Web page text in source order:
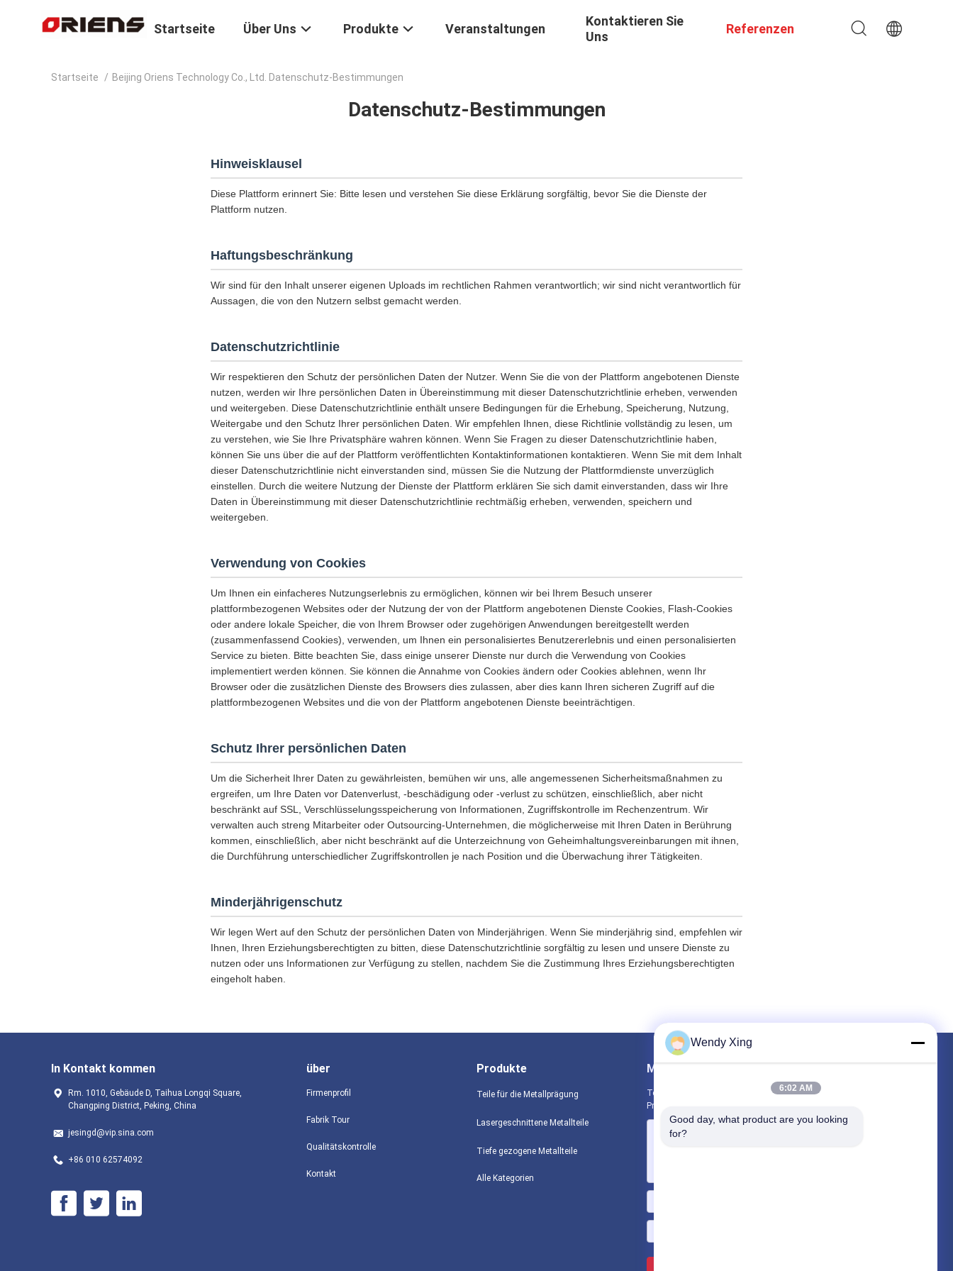
Startseite Über Uns Produkte Veranstaltungen
Kontaktieren Sie
Uns
Referenzen
Startseite / Beijing Oriens Technology Co., Ltd. Datenschutz-Bestimmungen
Datenschutz-Bestimmungen
Hinweisklausel
Diese Plattform erinnert Sie: Bitte lesen und verstehen Sie diese Erklärung sorgfältig, bevor Sie die Dienste der
Plattform nutzen.
Haftungsbeschränkung
Wir sind für den Inhalt unserer eigenen Uploads im rechtlichen Rahmen verantwortlich; wir sind nicht verantwortlich für
Aussagen, die von den Nutzern selbst gemacht werden.
Datenschutzrichtlinie
Wir respektieren den Schutz der persönlichen Daten der Nutzer. Wenn Sie die von der Plattform angebotenen Dienste
nutzen, werden wir Ihre persönlichen Daten in Übereinstimmung mit dieser Datenschutzrichtlinie erheben, verwenden
und weitergeben. Diese Datenschutzrichtlinie enthält unsere Bedingungen für die Erhebung, Speicherung, Nutzung,
Weitergabe und den Schutz Ihrer persönlichen Daten. Wir empfehlen Ihnen, diese Richtlinie vollständig zu lesen, um
zu verstehen, wie Sie Ihre Privatsphäre wahren können. Wenn Sie Fragen zu dieser Datenschutzrichtlinie haben,
können Sie uns über die auf der Plattform veröffentlichten Kontaktinformationen kontaktieren. Wenn Sie mit dem Inhalt
dieser Datenschutzrichtlinie nicht einverstanden sind, müssen Sie die Nutzung der Plattformdienste unverzüglich
einstellen. Durch die weitere Nutzung der Dienste der Plattform erklären Sie sich damit einverstanden, dass wir Ihre
Daten in Übereinstimmung mit dieser Datenschutzrichtlinie rechtmäßig erheben, verwenden, speichern und
weitergeben.
Verwendung von Cookies
Um Ihnen ein einfacheres Nutzungserlebnis zu ermöglichen, können wir bei Ihrem Besuch unserer
plattformbezogenen Websites oder der Nutzung der von der Plattform angebotenen Dienste Cookies, Flash-Cookies
oder andere lokale Speicher, die von Ihrem Browser oder zugehörigen Anwendungen bereitgestellt werden
(zusammenfassend Cookies), verwenden, um Ihnen ein personalisiertes Benutzererlebnis und einen personalisierten
Service zu bieten. Bitte beachten Sie, dass einige unserer Dienste nur durch die Verwendung von Cookies
implementiert werden können. Sie können die Annahme von Cookies ändern oder Cookies ablehnen, wenn Ihr
Browser oder die zusätzlichen Dienste des Browsers dies zulassen, aber dies kann Ihren sicheren Zugriff auf die
plattformbezogenen Websites und die von der Plattform angebotenen Dienste beeinträchtigen.
Schutz Ihrer persönlichen Daten
Um die Sicherheit Ihrer Daten zu gewährleisten, bemühen wir uns, alle angemessenen Sicherheitsmaßnahmen zu
ergreifen, um Ihre Daten vor Datenverlust, -beschädigung oder -verlust zu schützen, einschließlich, aber nicht
beschränkt auf SSL, Verschlüsselungsspeicherung von Informationen, Zugriffskontrolle im Rechenzentrum. Wir
verwalten auch streng Mitarbeiter oder Outsourcing-Unternehmen, die möglicherweise mit Ihren Daten in Berührung
kommen, einschließlich, aber nicht beschränkt auf die Unterzeichnung von Geheimhaltungsvereinbarungen mit ihnen,
die Durchführung unterschiedlicher Zugriffskontrollen je nach Position und die Überwachung ihrer Tätigkeiten.
Minderjährigenschutz
Wir legen Wert auf den Schutz der persönlichen Daten von Minderjährigen. Wenn Sie minderjährig sind, empfehlen wir
Ihnen, Ihren Erziehungsberechtigten zu bitten, diese Datenschutzrichtlinie sorgfältig zu lesen und unsere Dienste zu
nutzen oder uns Informationen zur Verfügung zu stellen, nachdem Sie die Zustimmung Ihres Erziehungsberechtigten
eingeholt haben.
In Kontakt kommen
Rm. 1010, Gebäude D, Taihua Longqi Square,
Changping District, Peking, China
jesingd@vip.sina.com
+86 010 62574092
über
Firmenprofil
Fabrik Tour
Qualitätskontrolle
Kontakt
Produkte
Teile für die Metallprägung
Lasergeschnittene Metallteile
Tiefe gezogene Metallteile
Alle Kategorien
Mailen Sie uns
Teilen Sie uns Ihre Anforderung mit. Wir werden die besten
Produkte mit Ihnen verbinden.
Wendy Xing
6:02 AM
Good day, what product are you looking
for?